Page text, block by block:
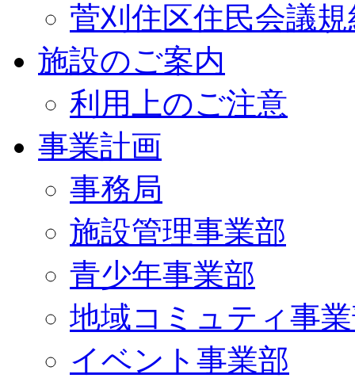
菅刈住区住民会議規
施設のご案内
利用上のご注意
事業計画
事務局
施設管理事業部
青少年事業部
地域コミュティ事
イベント事業部